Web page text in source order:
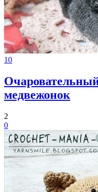
10
медвежонок
2
0